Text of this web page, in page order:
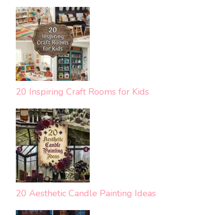
20 Inspiring Craft Rooms for Kids
20 Aesthetic Candle Painting Ideas